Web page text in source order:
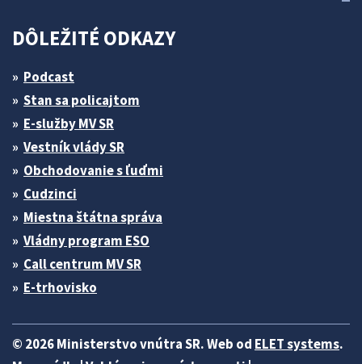
DÔLEŽITÉ ODKAZY
Podcast
Stan sa policajtom
E-služby MV SR
Vestník vlády SR
Obchodovanie s ľuďmi
Cudzinci
Miestna štátna správa
Vládny program ESO
Call centrum MV SR
E-trhovisko
© 2026 Ministerstvo vnútra SR. Web od ELET systems.